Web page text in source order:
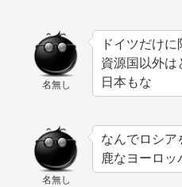
名無し
ドイツだけに
資源国以外は
日本もな
名無し
なんでロシア
鹿なヨーロッ